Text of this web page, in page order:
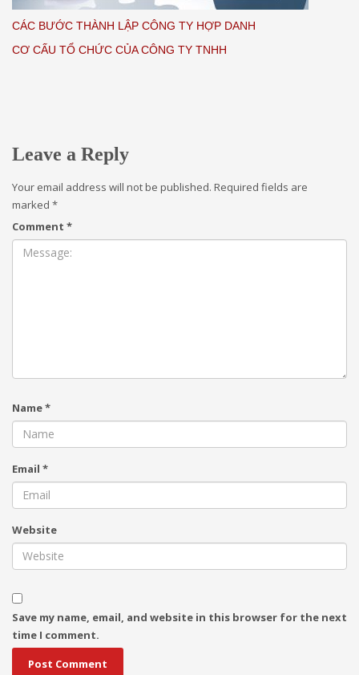
CÁC BƯỚC THÀNH LẬP CÔNG TY HỢP DANH
CƠ CẤU TỔ CHỨC CỦA CÔNG TY TNHH
Leave a Reply
Your email address will not be published. Required fields are
marked *
Comment *
Name*
Email *
Website
Save my name, email, and website in this browser for the next
time I comment.